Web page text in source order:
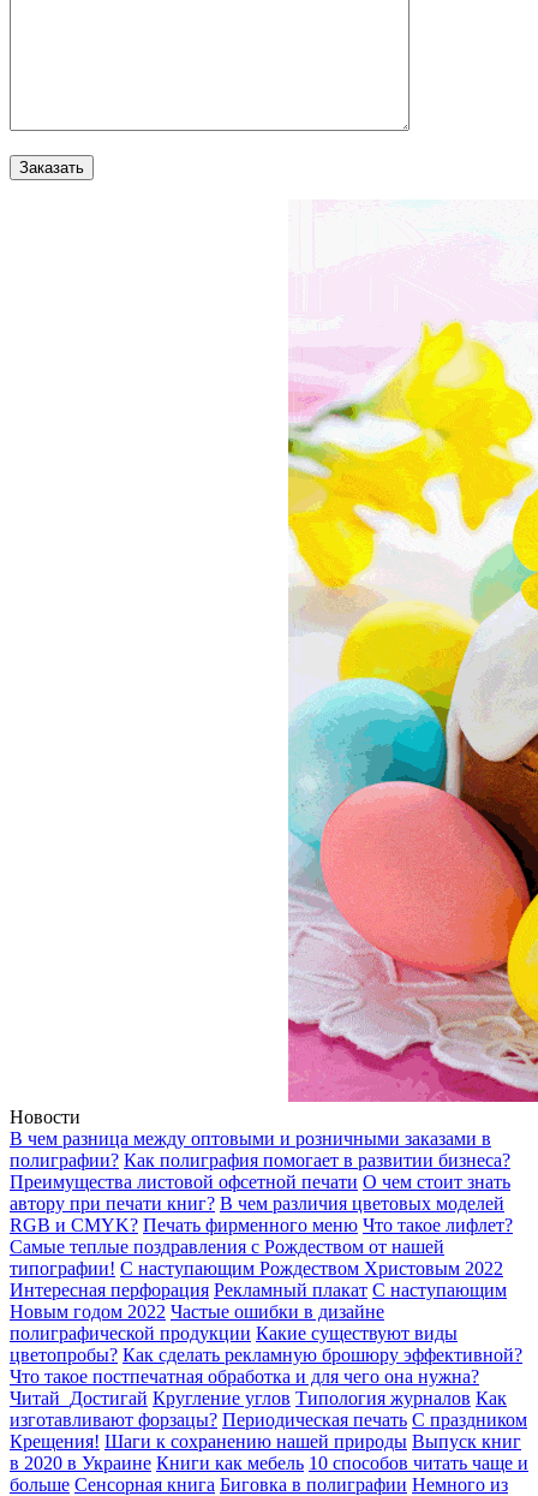
Новости
В чем разница между оптовыми и розничными заказами в
полиграфии? Как полиграфия помогает в развитии бизнеса?
Преимущества листовой офсетной печати О чем стоит знать
автору при печати книг? В чем различия цветовых моделей
RGB и CMYK? Печать фирменного меню Что такое лифлет?
Самые теплые поздравления с Рождеством от нашей
типографии! С наступающим Рождеством Христовым 2022
Интересная перфорация Рекламный плакат С наступающим
Новым годом 2022 Частые ошибки в дизайне
полиграфической продукции Какие существуют виды
цветопробы? Как сделать рекламную брошюру эффективной?
Что такое постпечатная обработка и для чего она нужна?
Читай_Достигай Кругление углов Типология журналов Как
изготавливают форзацы? Периодическая печать С праздником
Крещения! Шаги к сохранению нашей природы Выпуск книг
в 2020 в Украине Книги как мебель 10 способов читать чаще и
больше Сенсорная книга Биговка в полиграфии Немного из